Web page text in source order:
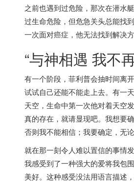
之前也遇到过危险，那次在潜水
过生命危险，但危急关头总能找
一次面对癌症，他无法找到解决方
“与神相遇 我不
有一个阶段，菲利普会抽时间离
试试自己还能不能走上去。有一
天空，生命中第一次他对着天空
真的存在，就请显现吧。我想要
否则我不能相信；我要确定，无论
就在那一刻令人难以置信的事情
我感受到了一种强大的爱将我包
美好。这种感受没法用语言描述